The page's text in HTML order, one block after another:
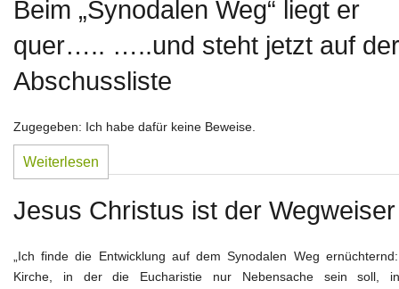
Beim „Synodalen Weg“ liegt er
quer….. …..und steht jetzt auf der
Abschussliste
Zugegeben: Ich habe dafür keine Beweise.
Weiterlesen
Jesus Christus ist der Wegweiser
„Ich finde die Entwicklung auf dem Synodalen Weg
Kirche, in der die Eucharistie nur Nebensache sein soll,